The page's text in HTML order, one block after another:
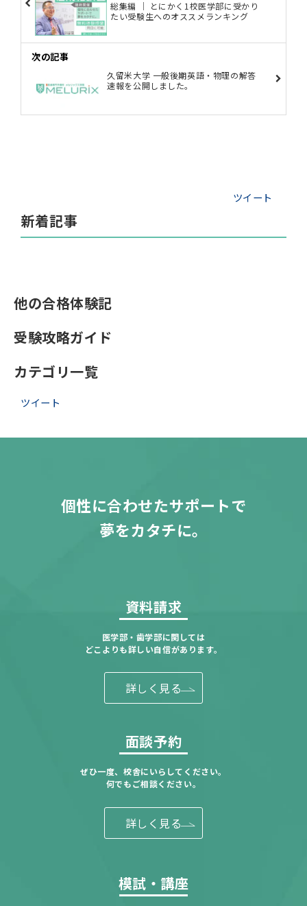
総集編 ｜ とにかく1校医学部に受かり
たい受験生へのオススメランキング
次の記事
久留米大学 一般後期英語・物理の解答
速報を公開しました。
ツイート
新着記事
他の合格体験記
受験攻略ガイド
カテゴリ一覧
ツイート
個性に合わせたサポートで
夢をカタチに。
資料請求
医学部・歯学部に関しては
どこよりも詳しい自信があります。
詳しく見る
面談予約
ぜひ一度、校舎にいらしてください。
何でもご相談ください。
詳しく見る
模試・講座